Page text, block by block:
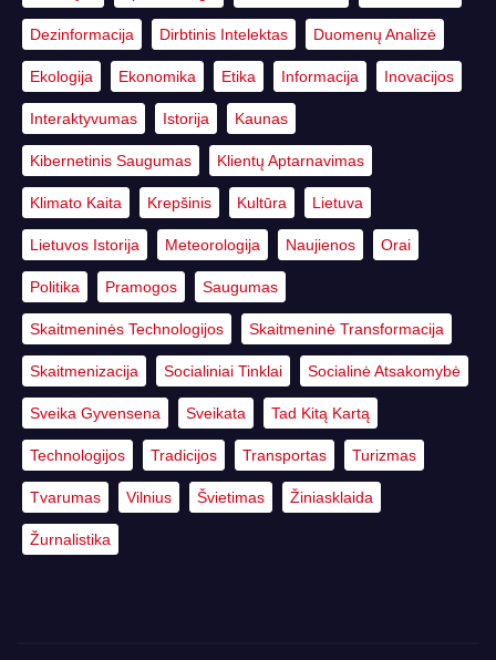
Dezinformacija Dirbtinis Intelektas Duomenų Analizė
Ekologija Ekonomika Etika Informacija Inovacijos
Interaktyvumas Istorija Kaunas
Kibernetinis Saugumas Klientų Aptarnavimas
Klimato Kaita Krepšinis Kultūra Lietuva
Lietuvos Istorija Meteorologija Naujienos Orai
Politika Pramogos Saugumas
Skaitmeninės Technologijos Skaitmeninė Transformacija
Skaitmenizacija Socialiniai Tinklai Socialinė Atsakomybė
Sveika Gyvensena Sveikata Tad Kitą Kartą
Technologijos Tradicijos Transportas Turizmas
Tvarumas Vilnius Švietimas Žiniasklaida
Žurnalistika